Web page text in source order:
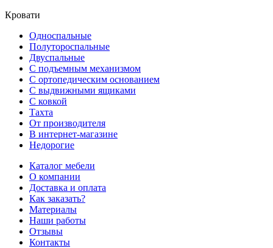
Кровати
Односпальные
Полутороспальные
Двуспальные
С подъемным механизмом
С ортопедическим основанием
С выдвижными ящиками
С ковкой
Тахта
От производителя
В интернет-магазине
Недорогие
Каталог мебели
О компании
Доставка и оплата
Как заказать?
Материалы
Наши работы
Отзывы
Контакты